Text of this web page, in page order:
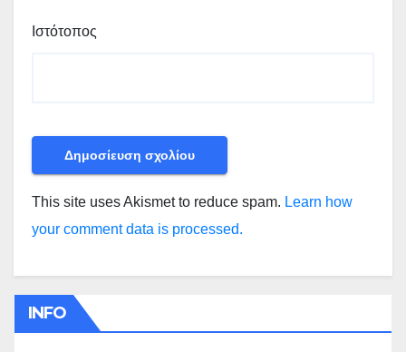
Ιστότοπος
This site uses Akismet to reduce spam. Learn how
your comment data is processed.
INFO